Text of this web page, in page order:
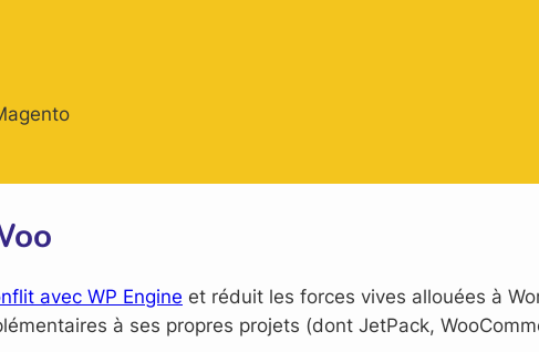
avec WP Engine et réduit les forces vives allouées à
à ses propres projets (dont JetPack,